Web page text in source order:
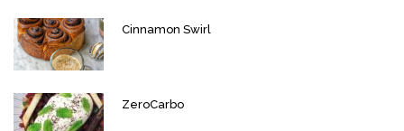
Cinnamon Swirl
ZeroCarbo